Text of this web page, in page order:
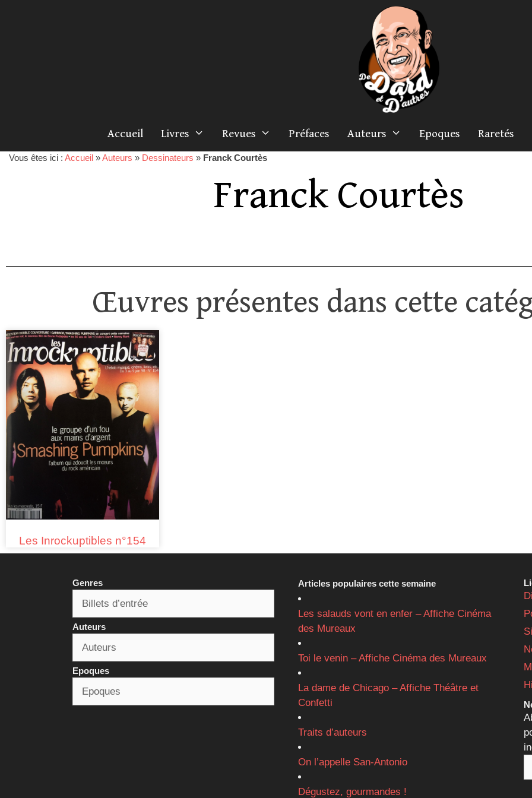
Accueil Livres Revues Préfaces Auteurs Epoques Raretés
Vous êtes ici : Accueil »Auteurs » Dessinateurs » Franck Courtès
Franck Courtès
Œuvres présentes dans cette
Les Inrockuptibles n°154
Genres
Auteurs
Epoques
Articles populaires cette semaine
Les salauds vont en enfer – Affiche Cinéma
des Mureaux
Toi le venin – Affiche Cinéma des Mureaux
La dame de Chicago – Affiche Théâtre et
Confetti
Traits d’auteurs
On l’appelle San-Antonio
Dégustez, gourmandes !